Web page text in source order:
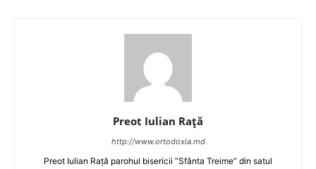
Preot Iulian Raţă
http://www.ortodoxia.md
Preot Iulian Rață parohul bisericii ”Sfânta Treime” din satul